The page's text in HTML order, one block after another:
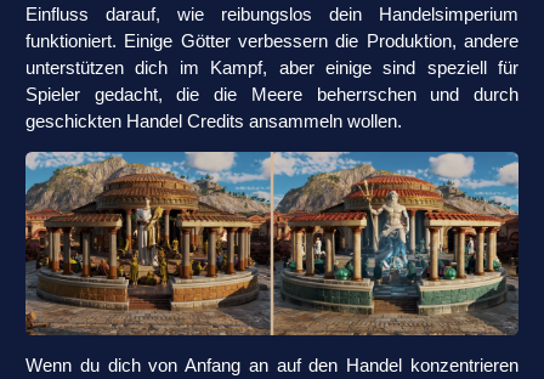
Einfluss darauf, wie reibungslos dein Handelsimperium
funktioniert. Einige Götter verbessern die Produktion, andere
unterstützen dich im Kampf, aber einige sind speziell für
Spieler gedacht, die die Meere beherrschen und durch
geschickten Handel Credits ansammeln wollen.
Wenn du dich von Anfang an auf den Handel konzentrieren